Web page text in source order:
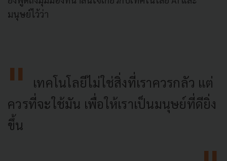
มนุษย์ไว้ว่า
เทคโนโลยีไม่ใช่สิ่งที่เราควรกลัว แต่
ควรที่จะใช้มัน เพื่อให้เราเป็นมนุษย์ที่ดียิ่ง
ขึ้น